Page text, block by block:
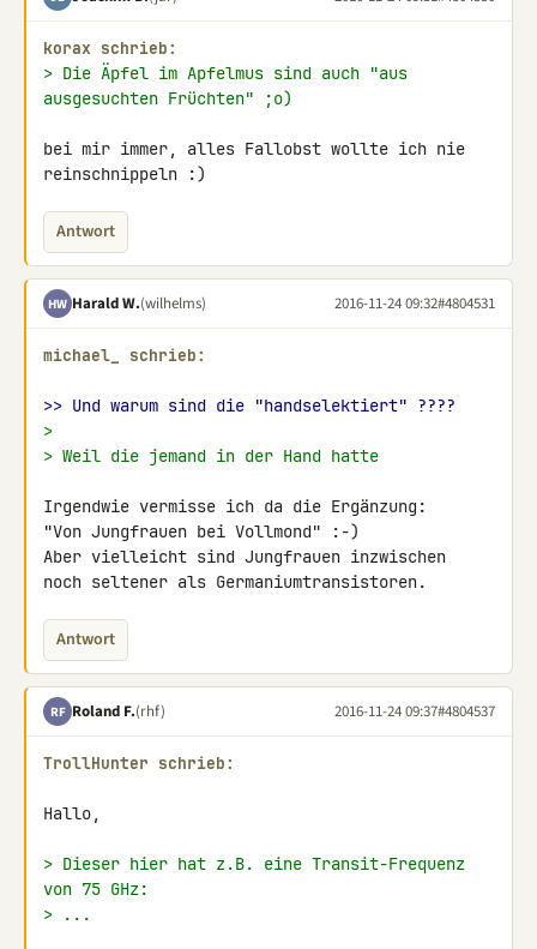
korax schrieb:
> Die Äpfel im Apfelmus sind auch "aus
ausgesuchten Früchten" ;o)
bei mir immer, alles Fallobst wollte ich nie
reinschnippeln :)
Antwort
HW Harald W.(wilhelms) 2016-11-24 09:32#4804531
michael_ schrieb:
>> Und warum sind die "handselektiert" ????
>
> Weil die jemand in der Hand hatte
Irgendwie vermisse ich da die Ergänzung:
"Von Jungfrauen bei Vollmond" :-)
Aber vielleicht sind Jungfrauen inzwischen
noch seltener als Germaniumtransistoren.
Antwort
RF Roland F.(rhf) 2016-11-24 09:37#4804537
TrollHunter schrieb:
Hallo,
> Dieser hier hat z.B. eine Transit-Frequenz
von 75 GHz:
> ...